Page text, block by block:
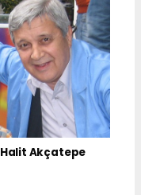
Halit Akçatepe